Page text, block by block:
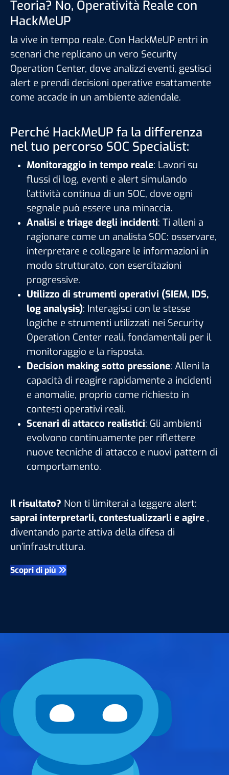
Teoria? No, Operatività Reale con
HackMeUP
la vive in tempo reale. Con HackMeUP entri in
scenari che replicano un vero Security
Operation Center, dove analizzi eventi, gestisci
alert e prendi decisioni operative esattamente
come accade in un ambiente aziendale.
Perché HackMeUP fa la differenza
nel tuo percorso SOC Specialist:
Monitoraggio in tempo reale: Lavori su
flussi di log, eventi e alert simulando
l’attività continua di un SOC, dove ogni
segnale può essere una minaccia.
Analisi e triage degli incidenti: Ti alleni a
ragionare come un analista SOC: osservare,
interpretare e collegare le informazioni in
modo strutturato, con esercitazioni
progressive.
Utilizzo di strumenti operativi (SIEM, IDS,
log analysis): Interagisci con le stesse
logiche e strumenti utilizzati nei Security
Operation Center reali, fondamentali per il
monitoraggio e la risposta.
Decision making sotto pressione: Alleni la
capacità di reagire rapidamente a incidenti
e anomalie, proprio come richiesto in
contesti operativi reali.
Scenari di attacco realistici: Gli ambienti
evolvono continuamente per riflettere
nuove tecniche di attacco e nuovi pattern di
comportamento.
Il risultato? Non ti limiterai a leggere alert:
saprai interpretarli, contestualizzarli e agire ,
diventando parte attiva della difesa di
un’infrastruttura.
Scopri di più